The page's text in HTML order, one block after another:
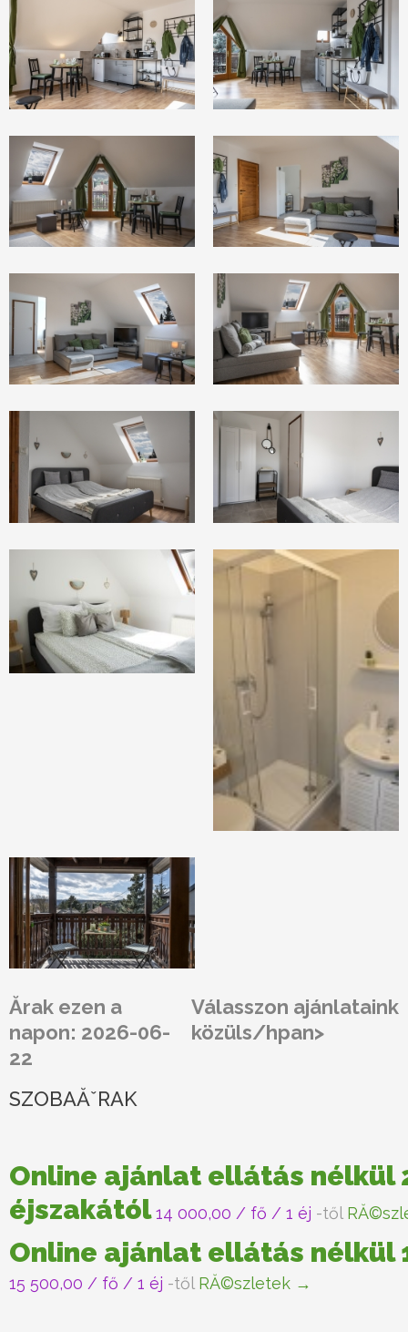
Ărak ezen a
napon: 2026-06-
22
Válasszon ajánlataink
közüls/hpan>
SZOBAĂˇRAK
Online ajánlat ellátás nélkül
éjszakától 14 000,00 / fő / 1 éj -től
Online ajánlat ellátás nélkül
15 500,00 / fő / 1 éj -től RĂ©szletek →